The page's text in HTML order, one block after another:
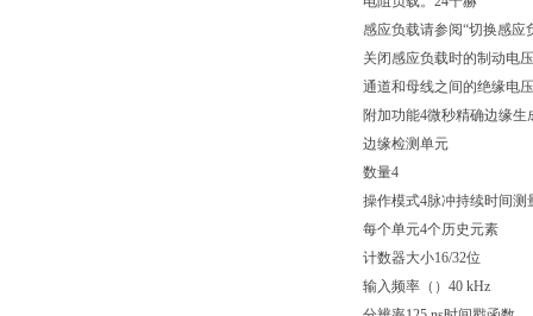
感应负载请参阅“切换感应
关闭感应负载时的制动电
通道和母线之间的绝缘电
附加功能4微秒精确边缘生
边缘检测单元
数量4
操作模式4脉冲持续时间
每个单元4个历史元素
计数器大小16/32位
输入频率（）40 kHz